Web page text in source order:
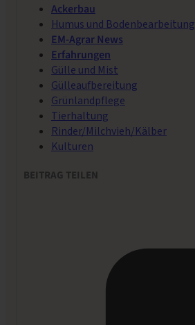
Ackerbau
Humus und Bodenbearbeitung
EM-Agrar News
Erfahrungen
Gülle und Mist
Gülleaufbereitung
Grünlandpflege
Tierhaltung
Rinder/Milchvieh/Kälber
Kulturen
BEITRAG TEILEN